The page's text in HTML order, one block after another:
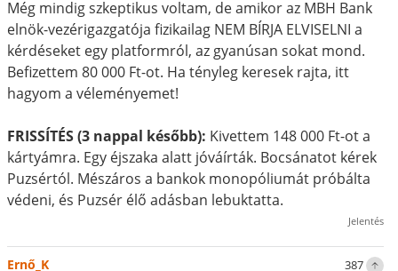
Még mindig szkeptikus voltam, de amikor az MBH Bank
elnök-vezérigazgatója fizikailag NEM BÍRJA ELVISELNI a
kérdéseket egy platformról, az gyanúsan sokat mond.
Befizettem 80 000 Ft-ot. Ha tényleg keresek rajta, itt
hagyom a véleményemet!
FRISSÍTÉS (3 nappal később): Kivettem 148 000 Ft-ot a
kártyámra. Egy éjszaka alatt jóváírták. Bocsánatot kérek
Puzsértól. Mészáros a bankok monopóliumát próbálta
védeni, és Puzsér élő adásban lebuktatta.
Jelentés
387
Ernő_K